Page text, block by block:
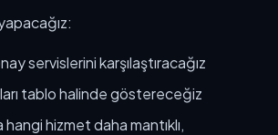
servislerini karşılaştıracağız
tablo halinde göstereceğiz
hizmet daha mantıklı,